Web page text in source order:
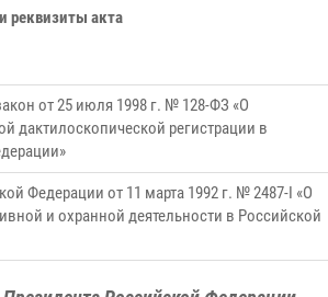
реквизиты акта
от 25 июля 1998 г. № 128-ФЗ «О
дактилоскопической регистрации в
Федерации от 11 марта 1992 г. № 2487-I «О
и охранной деятельности в Российской